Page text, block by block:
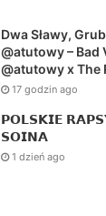
Dwa Sławy,
@atutowy – Bad
@atutowy x The
17 godzin ago
𝗣𝗢𝗟𝗦𝗞𝗜𝗘
𝗦𝗢𝗜𝗡𝗔
1 dzień ago